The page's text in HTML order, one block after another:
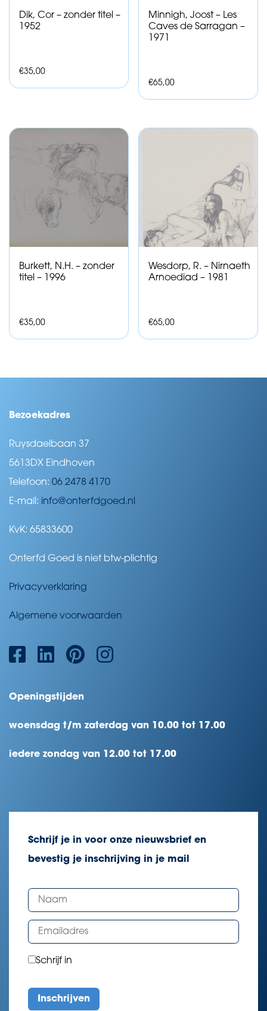
Dik, Cor – zonder titel –
1952
€35,00
Minnigh, Joost – Les
Caves de Sarragan –
1971
€65,00
Burkett, N.H. – zonder
titel – 1996
€35,00
Wesdorp, R. – Nirnaeth
Arnoediad – 1981
€65,00
Bezoekadres
Ruysdaelbaan 37
5613DX Eindhoven
Telefoon: 06 2478 4170
E-mail: info@onterfdgoed.nl
KvK: 65833600
Onterfd Goed is niet btw-plichtig
Privacyverklaring
Algemene voorwaarden
Openingstijden
woensdag t/m zaterdag van 10.00 tot 17.00
iedere zondag van 12.00 tot 17.00
Schrijf je in voor onze nieuwsbrief en
bevestig je inschrijving in je mail
Schrijf in